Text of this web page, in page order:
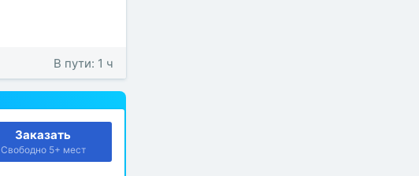
В пути: 1 ч
Заказать
Свободно 5+ мест